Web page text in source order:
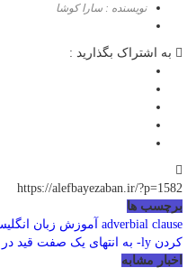
نویسنده : سارا کوشا
به اشتراک بگذارید :
https://alefbayezaban.ir/?p=1582
برچسب ها
adverbial clause آموزش زبان
کردن ly- به انتهای یک صفت
قید
اخبار مشابه